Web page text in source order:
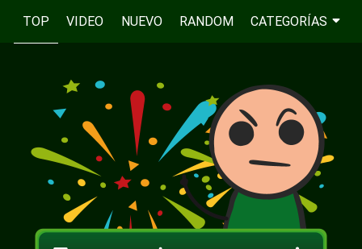
TOP VIDEO NUEVO RANDOM CATEGORÍAS